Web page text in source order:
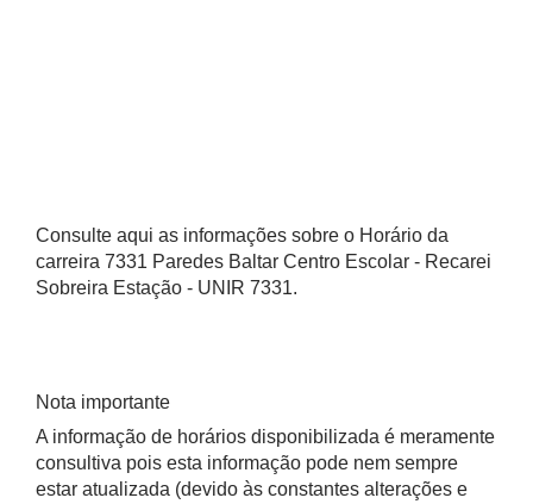
Consulte aqui as informações sobre o Horário da
carreira 7331 Paredes Baltar Centro Escolar - Recarei
Sobreira Estação - UNIR 7331.
Nota importante
A informação de horários disponibilizada é meramente
consultiva pois esta informação pode nem sempre
estar atualizada (devido às constantes alterações e